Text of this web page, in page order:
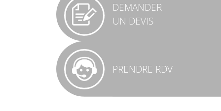
DEMANDER
UN DEVIS
PRENDRE RDV